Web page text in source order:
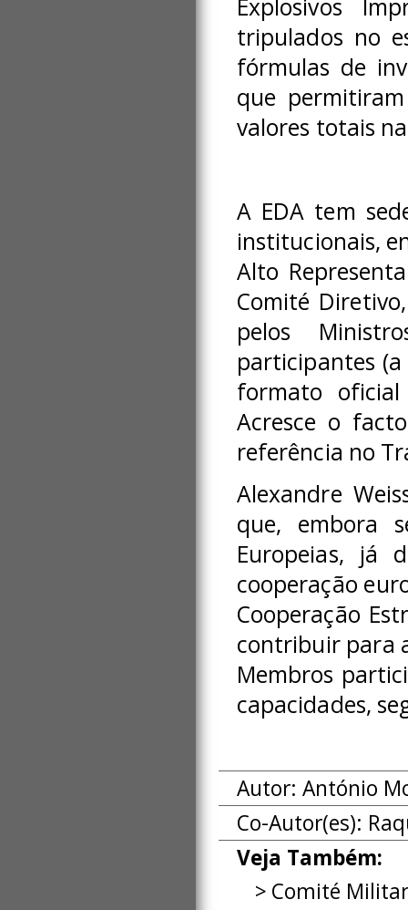
Explosivos
tripulados no
fórmulas de
que
valores totais
A EDA tem
institucionais,
Alto
Comité
pelos
participantes
formato
Acresce o
referência no
Alexandre
que, embora
Europeias, já
cooperação
Cooperação
contribuir para
Membros
capacidades,
Autor: António
Co-Autor(es):
Veja Também:
Comité